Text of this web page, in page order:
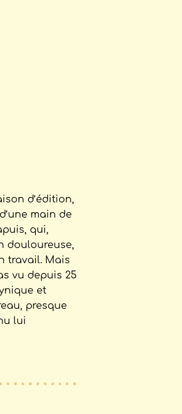
d’édition,
main de
qui,
douloureuse,
travail. Mais
vu depuis 25
et
presque
lui